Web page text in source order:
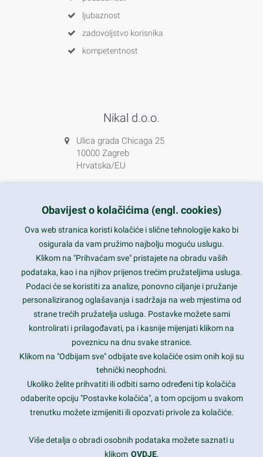
info@nikal.hr
pouzdanost
kompetentnost
Nikal d.o.o.
Ulica grada Chicaga 25
10000 Zagreb
Hrvatska/EU
info@nikal.hr
HR-AB-01-080761107
ponedjeljak-petak 8-16h
Nazovite nas na besplatni telefon:
Obavijest o kolačićima (engl. cookies)
Ova web stranica koristi kolačiće i slične tehnologije kako bi
osigurala da vam pružimo najbolju moguću uslugu.
Klikom na "Prihvaćam sve" pristajete na obradu vaših
podataka, kao i na njihov prijenos trećim pružateljima usluga.
Podaci će se koristiti za analize, ponovno ciljanje i pružanje
personaliziranog oglašavanja i sadržaja na web mjestima od
strane trećih pružatelja usluga. Postavke možete sami
kontrolirati i prilagođavati, pa i kasnije mijenjati klikom na
poveznicu na dnu svake stranice.
Klikom na "Odbijam sve" odbijate sve kolačiće osim onih koji su
tehnički neophodni.
Ukoliko želite prihvatiti ili odbiti samo određeni tip kolačića
odaberite opciju "Postavke kolačića", a tom opcijom u svakom
trenutku možete izmijeniti ili opozvati privole za kolačiće.
Više detalja o obradi osobnih podataka možete saznati u
klikom OVDJE.